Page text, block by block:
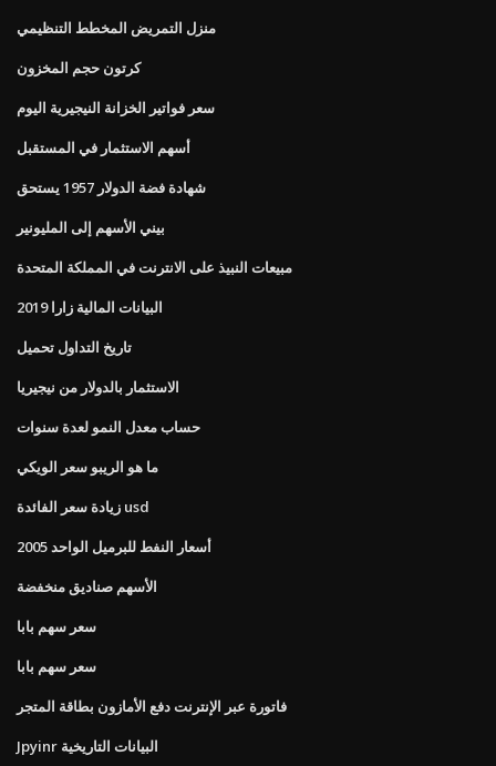
منزل التمريض المخطط التنظيمي
كرتون حجم المخزون
سعر فواتير الخزانة النيجيرية اليوم
أسهم الاستثمار في المستقبل
شهادة فضة الدولار 1957 يستحق
بيني الأسهم إلى المليونير
مبيعات النبيذ على الانترنت في المملكة المتحدة
البيانات المالية زارا 2019
تاريخ التداول تحميل
الاستثمار بالدولار من نيجيريا
حساب معدل النمو لعدة سنوات
ما هو الريبو سعر الويكي
زيادة سعر الفائدة usd
أسعار النفط للبرميل الواحد 2005
الأسهم صناديق منخفضة
سعر سهم بابا
سعر سهم بابا
فاتورة عبر الإنترنت دفع الأمازون بطاقة المتجر
Jpyinr البيانات التاريخية